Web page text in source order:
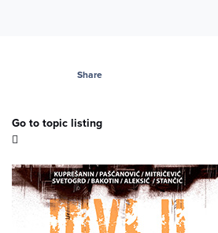
Share
Go to topic listing